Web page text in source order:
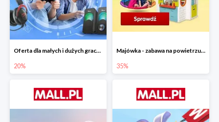
Oferta dla małych i dużych graczy w Mall.pl do -20%
20%
Majówka - zabawa na powietrzu do -35%
35%